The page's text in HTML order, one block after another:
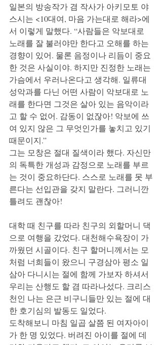
일본의 방송작가 겸 작사가 아키모토 야
스시는 <10대여, 마음 가는대로 해라>에
서 이렇게 말했다. “사람들은 악보대로
노래를 잘 불러야만 한다고 오해를 하는
경향이 있어. 물론 음정이나 리듬이 중요
한 것은 사실이야. 하지만 진정한 노래는
가슴에서 우러나온다고 생각해. 일류대
성악과를 다닌 어떤 사람이 악보대로 노
래를 한다면 그것은 살아 있는 음악이라
고 할 수 없어. 감동이 없잖아! 악보에 쓰
여 있지 않은 그 무엇인가를 놓치고 있기
때문이지.”
그는 모창은 절대 질색이라 했다. 자신만
의 독특한 개성과 감정으로 노래를 부르
는 것이 중요하단다. 스스로 노래를 못 부
른다는 선입관을 갖지 말란다. 그러니깐
틀려도 괜찮아!
​대학 때 친구를 따라 친구의 외할머니 댁
으로 여행을 갔었다. 대천해수욕장이 가
까웠던 시골이다. 친구 할머니께서는 모
처럼 너희들이 왔으니 구경삼아 평소 일
삼아 다니시는 절에 함께 가보자 하셔서
우리는 산행도 할 겸 따라나섰다. 크리스
천인 나는 은근 비구니들만 있는 절에 대
한 호기심의 발동도 일었다.
도착해보니 마침 일곱 살쯤 된 여자아이
가 한 명 있었다. 버려진 아이를 절에 데